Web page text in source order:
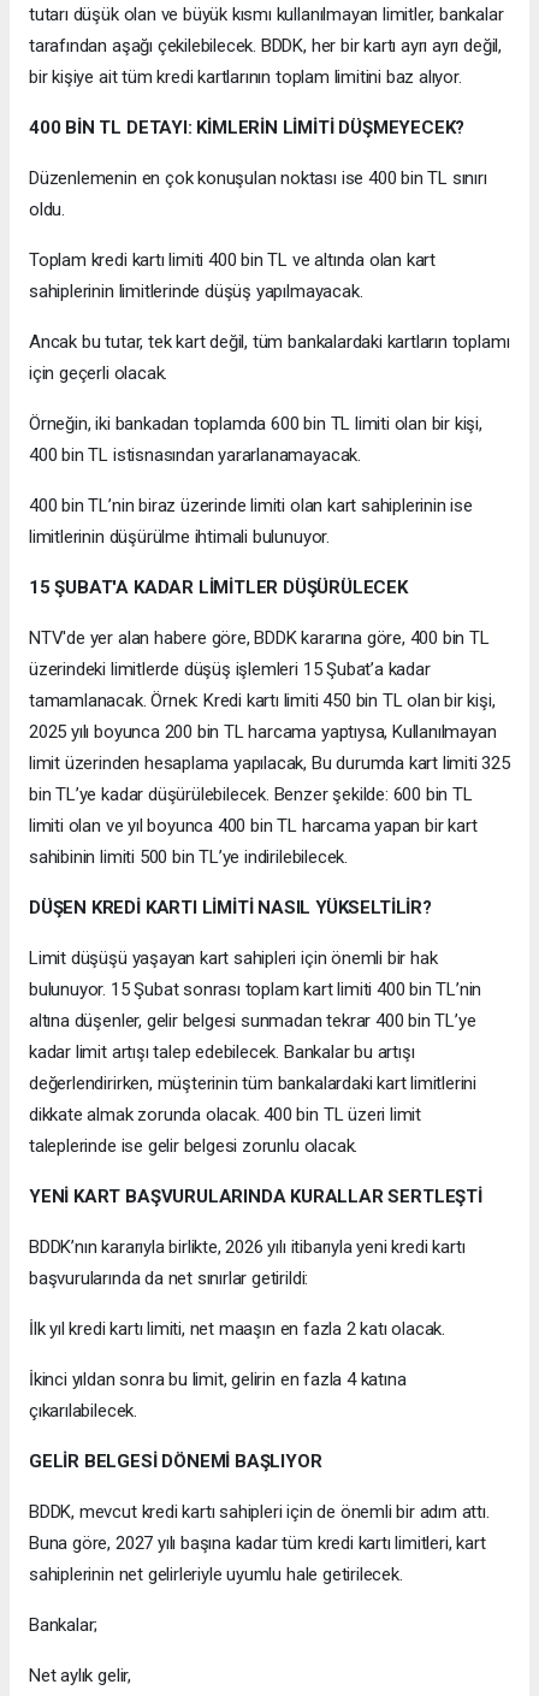
tutarı düşük olan ve büyük kısmı kullanılmayan limitler, bankalar
tarafından aşağı çekilebilecek. BDDK, her bir kartı ayrı ayrı değil,
bir kişiye ait tüm kredi kartlarının toplam limitini baz alıyor.
400 BİN TL DETAYI: KİMLERİN LİMİTİ DÜŞMEYECEK?
Düzenlemenin en çok konuşulan noktası ise 400 bin TL sınırı
oldu.
Toplam kredi kartı limiti 400 bin TL ve altında olan kart
sahiplerinin limitlerinde düşüş yapılmayacak.
Ancak bu tutar, tek kart değil, tüm bankalardaki kartların toplamı
için geçerli olacak.
Örneğin, iki bankadan toplamda 600 bin TL limiti olan bir kişi,
400 bin TL istisnasından yararlanamayacak.
400 bin TL’nin biraz üzerinde limiti olan kart sahiplerinin ise
limitlerinin düşürülme ihtimali bulunuyor.
15 ŞUBAT'A KADAR LİMİTLER DÜŞÜRÜLECEK
NTV'de yer alan habere göre, BDDK kararına göre, 400 bin TL
üzerindeki limitlerde düşüş işlemleri 15 Şubat’a kadar
tamamlanacak. Örnek: Kredi kartı limiti 450 bin TL olan bir kişi,
2025 yılı boyunca 200 bin TL harcama yaptıysa, Kullanılmayan
limit üzerinden hesaplama yapılacak, Bu durumda kart limiti 325
bin TL’ye kadar düşürülebilecek. Benzer şekilde: 600 bin TL
limiti olan ve yıl boyunca 400 bin TL harcama yapan bir kart
sahibinin limiti 500 bin TL’ye indirilebilecek.
DÜŞEN KREDİ KARTI LİMİTİ NASIL YÜKSELTİLİR?
Limit düşüşü yaşayan kart sahipleri için önemli bir hak
bulunuyor. 15 Şubat sonrası toplam kart limiti 400 bin TL’nin
altına düşenler, gelir belgesi sunmadan tekrar 400 bin TL’ye
kadar limit artışı talep edebilecek. Bankalar bu artışı
değerlendirirken, müşterinin tüm bankalardaki kart limitlerini
dikkate almak zorunda olacak. 400 bin TL üzeri limit
taleplerinde ise gelir belgesi zorunlu olacak.
YENİ KART BAŞVURULARINDA KURALLAR SERTLEŞTİ
BDDK’nın kararıyla birlikte, 2026 yılı itibarıyla yeni kredi kartı
başvurularında da net sınırlar getirildi:
İlk yıl kredi kartı limiti, net maaşın en fazla 2 katı olacak.
İkinci yıldan sonra bu limit, gelirin en fazla 4 katına
çıkarılabilecek.
GELİR BELGESİ DÖNEMİ BAŞLIYOR
BDDK, mevcut kredi kartı sahipleri için de önemli bir adım attı.
Buna göre, 2027 yılı başına kadar tüm kredi kartı limitleri, kart
sahiplerinin net gelirleriyle uyumlu hale getirilecek.
Bankalar;
Net aylık gelir,